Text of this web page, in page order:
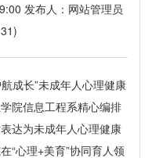
发布人：网站管理员
)
成长”未成年人心理健康
院信息工程系精心编排
达为未成年人心理健康
“心理+美育”协同育人领